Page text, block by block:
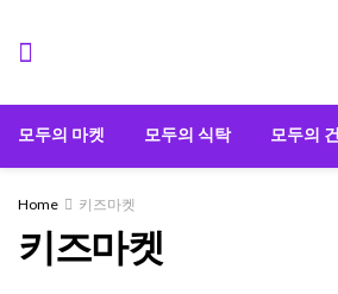
모두의 마켓 모두의 식탁 모두의
Home 키즈마켓
키즈마켓